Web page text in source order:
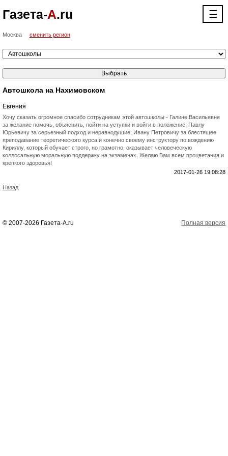
Газета-А.ru ☰
Москва сменить регион
Автошкола на Нахимовском
Евгения
Хочу сказать огромное спасибо сотрудникам этой автошколы - Галине Васильевне
за желание помочь, объяснить, пойти на уступки и войти в положение; Павлу
Юрьевичу за серьезный подход и неравнодушие; Ивану Петровичу за блестящее
преподавание теоретического курса и конечно своему инструктору по вождению
Кириллу, который обучает строго, но грамотно, оказывает человеческую
коллосальную моральную поддержку на экзаменах. Желаю Вам всем процветания и
крепкого здоровья!
2017-01-26 19:08:28
Назад
© 2007-2026 Газета-А.ru Полная версия